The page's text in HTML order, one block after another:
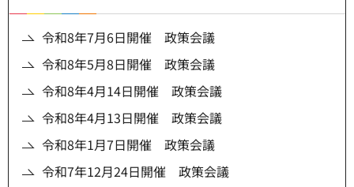
令和8年7月6日開催 政策会議
令和8年5月8日開催 政策会議
令和8年4月14日開催 政策会議
令和8年4月13日開催 政策会議
令和8年1月7日開催 政策会議
令和7年12月24日開催 政策会議